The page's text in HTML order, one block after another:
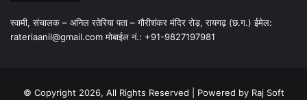
स्वामी, संचालक – अनिल रतेरिया पता – गौरीशंकर मंदिर रोड़, रायगढ़ (छ.ग.) ईमेल:
rateriaanil@gmail.comमोबाईल नं.: +91-9827197981
© Copyright 2026, All Rights Reserved | Powered by Raj Soft